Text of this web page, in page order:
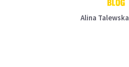
Alina Talewska